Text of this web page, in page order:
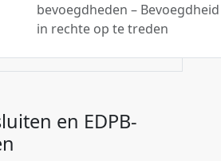
bevoegdheden –
in rechte op te treden
en EDPB-